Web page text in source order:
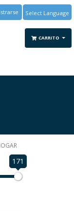
Translate
CARRITO
171